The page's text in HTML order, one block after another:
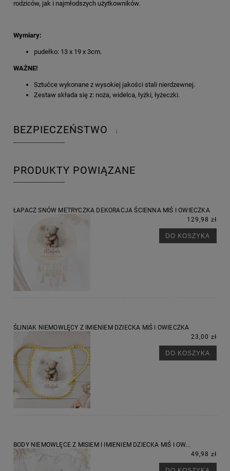
rodziców, jak i najmłodszych użytkowników.
Wymiary:
pudełko: 13 x 19 x 3cm.
WAŻNE!
Sztućce wykonane z wysokiej jakości stali nierdzewnej.
Zestaw składa się z: noża, widelca, łyżki, łyżeczki.
BEZPIECZEŃSTWO ↓
PRODUKTY POWIĄZANE
ŁAPACZ SNÓW METRYCZKA DEKORACJA ŚCIENNA MIŚ I OWIECZKA
129,98 zł
DO KOSZYKA
ŚLINIAK NIEMOWLĘCY Z IMIENIEM DZIECKA MIŚ I OWIECZKA
23,00 zł
DO KOSZYKA
BODY NIEMOWLĘCE Z MISIEM I IMIENIEM DZIECKA MIŚ I OW...
49,98 zł